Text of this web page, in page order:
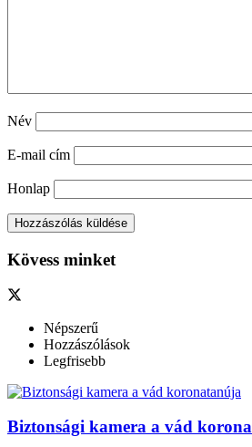
Név
E-mail cím
Honlap
Kövess minket
Népszerű
Hozzászólások
Legfrisebb
Biztonsági kamera a vád